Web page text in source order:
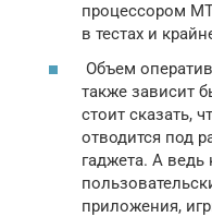
процессором
в тестах и
Объем
также зависит
стоит сказать,
отводится под
гаджета. А ведь
приложения,